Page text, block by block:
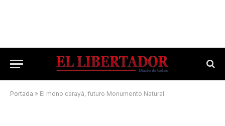
Portada » El mono carayá, futuro Monumento Natural